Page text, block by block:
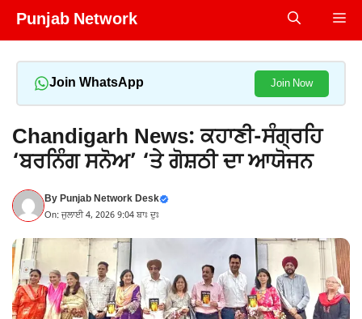
Skip
Punjab Network
Join WhatsApp Join Now
Chandigarh News: ਕਹਾਣੀ-ਸੰਗ੍ਰਹਿ
‘ਬਰਨਿੰਗ ਸਨੋਅ’ ‘ਤੇ ਗੋਸ਼ਠੀ ਦਾ ਆਯੋਜਨ
ByPunjab Network Desk
On: ਜੁਲਾਈ 4, 2026 9:04 ਬਾਃ ਦੁਃ